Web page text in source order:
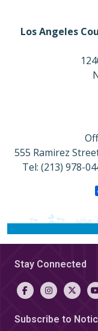
Los Angeles
555 Ramirez
Tel: (213)
Stay Connected
Subscribe to